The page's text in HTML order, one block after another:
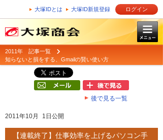
大塚IDとは 大塚ID新規登録 ログイン
2011年 記事一覧
知らないと損をする、Gmailの賢い使い方
後で見る一覧
2011年10月 1日公開
【連載終了】仕事効率を上げるパソコン手